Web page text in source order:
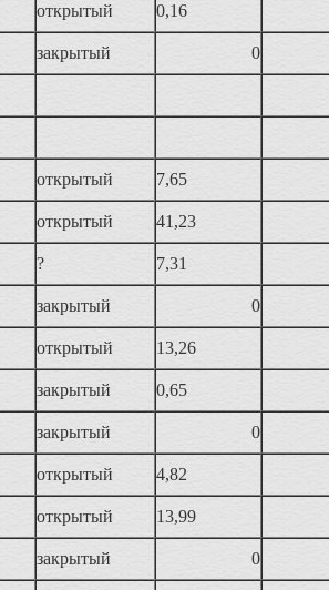
открытый
0,16
закрытый
0
открытый 7,65
открытый
41,23
?
7,31
закрытый
0
открытый
13,26
закрытый
0,65
закрытый 0
открытый
4,82
открытый
13,99
закрытый
0